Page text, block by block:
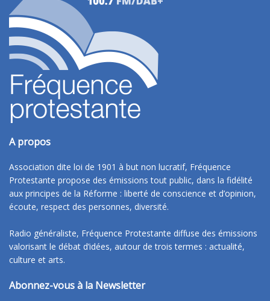
A propos
Association dite loi de 1901 à but non lucratif, Fréquence
Protestante propose des émissions tout public, dans la fidélité
aux principes de la Réforme : liberté de conscience et d’opinion,
écoute, respect des personnes, diversité.
Radio généraliste, Fréquence Protestante diffuse des émissions
valorisant le débat d’idées, autour de trois termes : actualité,
culture et arts.
Abonnez-vous à la Newsletter